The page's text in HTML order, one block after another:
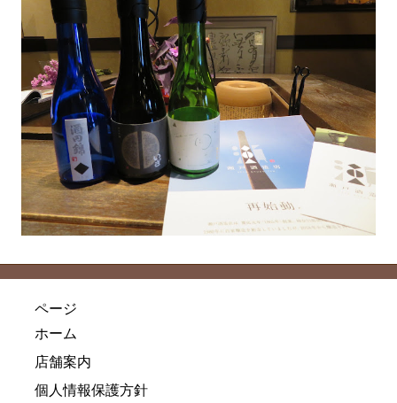
ページ
ホーム
店舗案内
個人情報保護方針